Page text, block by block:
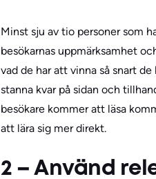
Minst sju av tio personer som
besökarnas uppmärksamhet
vad de har att vinna så snart
stanna kvar på sidan och
besökare kommer att läsa
att lära sig mer direkt.
2 – Använd